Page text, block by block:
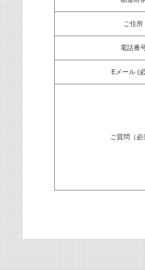
ご住所
電話番
Eメール (
ご質問（必